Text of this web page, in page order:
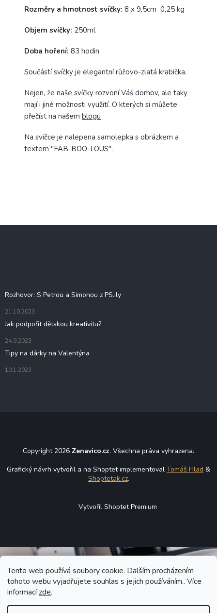
Tento web používá soubory cookie. Dalším procházením
tohoto webu vyjadřujete souhlas s jejich používáním.. Více
informacízde.
Rozměry a hmotnost svíčky: 8 x 9,5cm 0,25 kg
Objem svíčky: 250ml
Doba hoření: 83 hodin
Součástí svíčky je elegantní růžovo-zlatá krabička.
Nejen, že naše svíčky rozvoní Váš domov, ale taky
mají i jiné možnosti využití. O kterých si můžete
přečíst na našem blogu
Na svíčce je nalepena samolepka s obrázkem a
textem "FAB-BOO-LOUS".
Rozhovor: S Petrou a Simonou z PS.ily
21.10.2023
Jak podpořit dětskou kreativitu?
24.9.2023
Tipy na dárky na Valentýna
10.1.2023
Copyright 2026 Zenavico.cz. Všechna práva vyhrazena.
Grafický návrh vytvořil a na Shoptet implementoval Tomáš Hlad &
Shoptetak.cz.
Vytvořil Shoptet Premium